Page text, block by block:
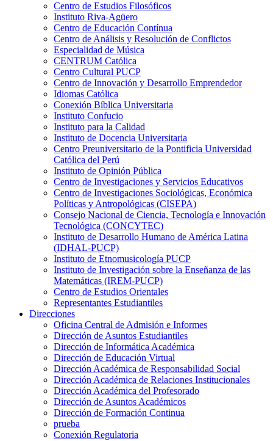
Centro de Estudios Filosóficos
Instituto Riva-Agüero
Centro de Educación Contínua
Centro de Análisis y Resolución de Conflictos
Especialidad de Música
CENTRUM Católica
Centro Cultural PUCP
Centro de Innovación y Desarrollo Emprendedor
Idiomas Católica
Conexión Bíblica Universitaria
Instituto Confucio
Instituto para la Calidad
Instituto de Docencia Universitaria
Centro Preuniversitario de la Pontificia Universidad
Católica del Perú
Instituto de Opinión Pública
Centro de Investigaciones y Servicios Educativos
Centro de Investigaciones Sociológicas, Económica
Políticas y Antropológicas (CISEPA)
Consejo Nacional de Ciencia, Tecnología e Innovación
Tecnológica (CONCYTEC)
Instituto de Desarrollo Humano de América Latina
(IDHAL-PUCP)
Instituto de Etnomusicología PUCP
Instituto de Investigación sobre la Enseñanza de las
Matemáticas (IREM-PUCP)
Centro de Estudios Orientales
Representantes Estudiantiles
Direcciones
Oficina Central de Admisión e Informes
Dirección de Asuntos Estudiantiles
Dirección de Informática Académica
Dirección de Educación Virtual
Dirección Académica de Responsabilidad Social
Dirección Académica de Relaciones Institucionales
Dirección Académica del Profesorado
Dirección de Asuntos Académicos
Dirección de Formación Continua
prueba
Conexión Regulatoria